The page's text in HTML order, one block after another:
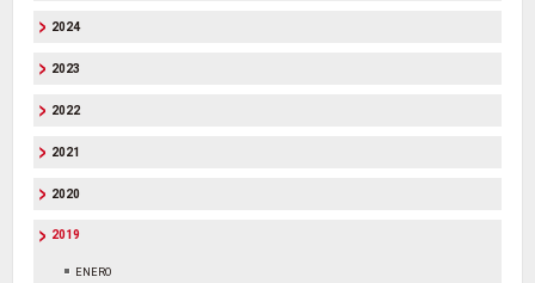
2024
2023
2022
2021
2020
2019
ENERO